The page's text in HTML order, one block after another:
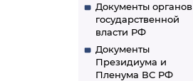
Документы органов
государственной
власти РФ
Документы
Президиума и
Пленума ВС РФ